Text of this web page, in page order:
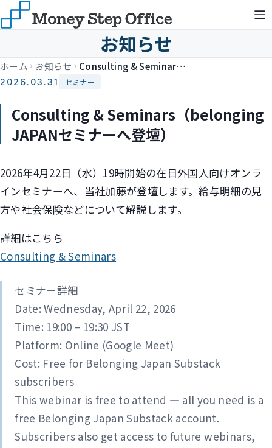
お知らせ
ホーム お知らせ Consulting & Seminars（belonging JAPANセミナーへ登壇）
2026.03.31 セミナー
Consulting & Seminars（belonging
JAPANセミナーへ登壇）
2026年4月22日（水）19時開始の在日外国人向けオンラ
インセミナーへ、当社加藤が登壇します。給与明細の見
方や社会保険などについて解説します。
詳細はこちら
Consulting & Seminars
セミナー詳細
Date: Wednesday, April 22, 2026
Time: 19:00 – 19:30 JST
Platform: Online (Google Meet)
Cost: Free for Belonging Japan Substack
subscribers
This webinar is free to attend — all you need is a
free Belonging Japan Substack account.
Subscribers also get access to future webinars,